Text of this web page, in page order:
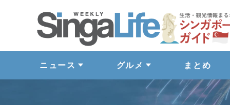
ニュース グルメ まとめ